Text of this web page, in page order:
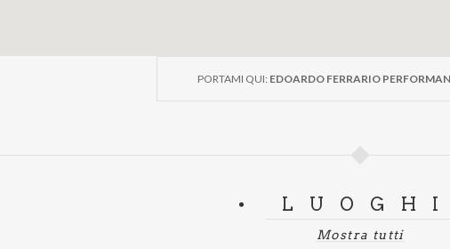
PORTAMI QUI: EDOARDO FERRARIO
LUOGHI
Mostra tutti